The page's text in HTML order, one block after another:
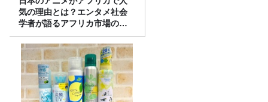
気の理由とは？エンタメ社会
学者が語るアフリカ市場のリ
アル